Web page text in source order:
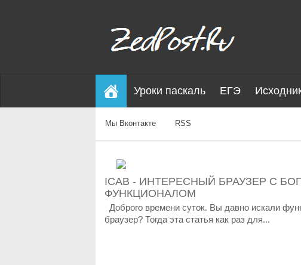
Уроки паскаль ЕГЭ
Мы Вконтакте RSS
ICAB - ИНТЕРЕСНЫЙ БРАУЗЕР С
ФУНКЦИОНАЛОМ
Доброго времени суток. Вы давно искали
браузер? Тогда эта статья как раз для...